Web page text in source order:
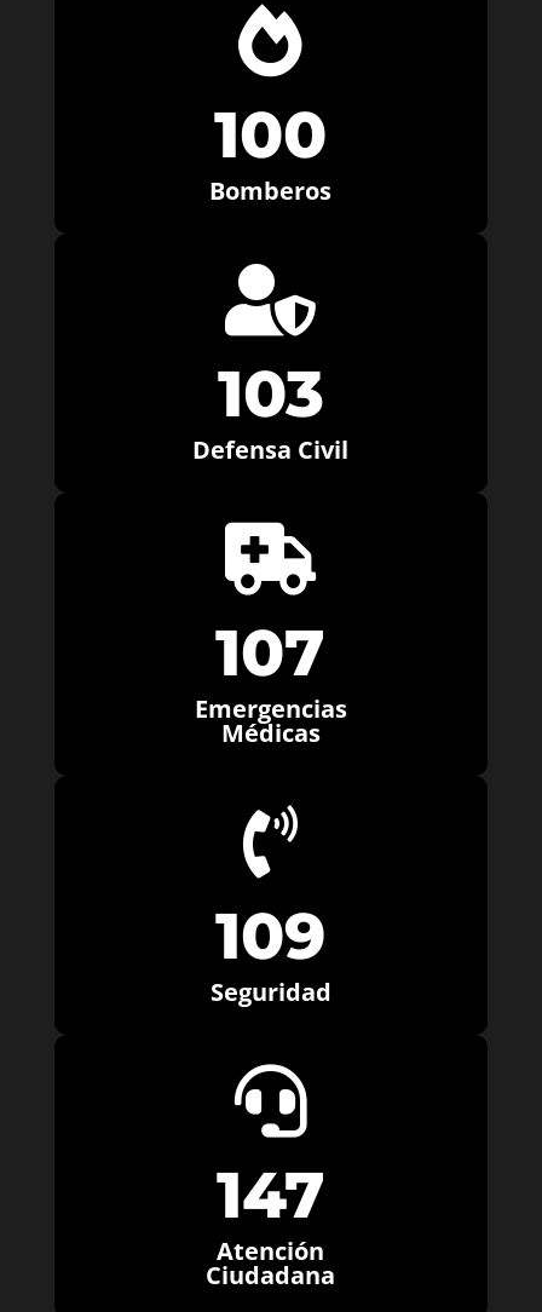

100
Bomberos

103
Defensa Civil

107
Emergencias
Médicas

109
Seguridad

147
Atención
Ciudadana